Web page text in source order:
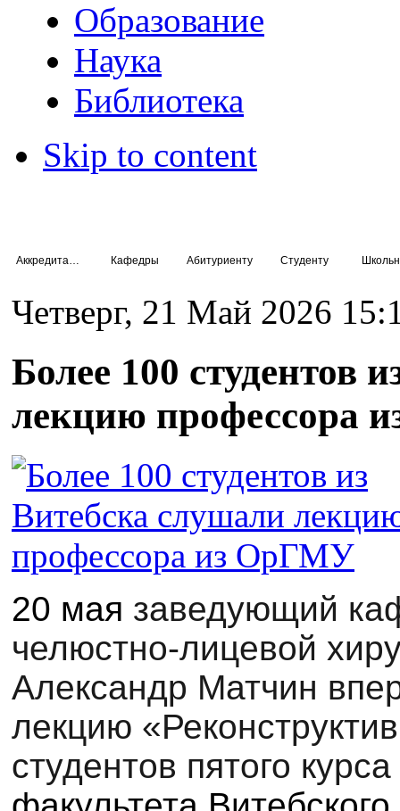
Образование
Наука
Библиотека
Skip to content
Кафедры Абитуриенту Студенту
Четверг, 21 Май 2026
Более 100 студентов
лекцию профессора
20 мая заведующий
челюстно-лицевой
Александр Матчин
лекцию
студентов пятого курса